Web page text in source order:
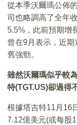
從本季沃爾瑪公佈
司也略調高了全年
5.5%，此前預期增
曾在9月表示，近
舊強勁。
雖然沃爾瑪似乎較
特(TGT.US)卻過得
根據塔吉特11月16
7.12億美元(或每股